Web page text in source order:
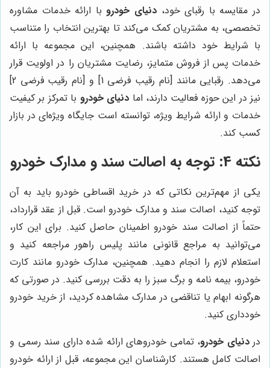
در مقایسه با رقبای خود، دنیای خودروبا ارائه خدمات مشاوره
تخصصی، به مشتریان کمک می‌کند تا بهترین انتخاب را متناسب
با شرایط خود داشته باشند. همچنین، این مجموعه با ارائه
خدمات پس از فروش متمایز، رضایت مشتریان را در اولویت قرار
می‌دهد. رقبایی مانند [نام رقیب فرضی 1] و [نام رقیب فرضی 2]
نیز در این حوزه فعالیت دارند، اما دنیای خودرو با تمرکز بر کیفیت
خدمات و ارائه شرایط ویژه، توانسته است جایگاه ویژه‌ای در بازار
کسب کند.
نکته 4: توجه به اصالت سند و مدارک خودرو
یکی از مهم‌ترین نکاتی که در خرید اقساطی خودرو باید به آن
توجه کنید، اصالت سند و مدارک خودرو است. قبل از عقد قرارداد،
حتماً از اصالت سند خودرو اطمینان حاصل کنید. برای این کار،
می‌توانید به مراجع قانونی مانند پلیس راهور مراجعه کنید و
استعلام لازم را انجام دهید. همچنین، مدارک خودرو مانند کارت
خودرو، بیمه نامه و برگ سبز را به دقت بررسی کنید. در صورتی که
هرگونه ابهام یا تناقضی در مدارک مشاهده کردید، از خرید خودرو
خودداری کنید.
دردنیای خودرو، تمامی خودروهای ارائه شده دارای سند رسمی و
اصالت کامل هستند. کارشناسان این مجموعه، قبل از ارائه خودرو